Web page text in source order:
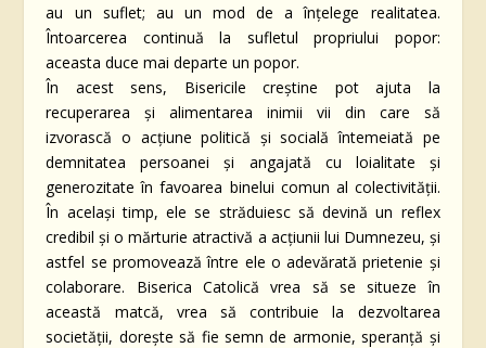
au un suflet; au un mod de a înţelege realitatea.
Întoarcerea continuă la sufletul propriului popor:
aceasta duce mai departe un popor.
În acest sens, Bisericile creștine pot ajuta la
recuperarea și alimentarea inimii vii din care să
izvorască o acțiune politică și socială întemeiată pe
demnitatea persoanei și angajată cu loialitate și
generozitate în favoarea binelui comun al colectivității.
În același timp, ele se străduiesc să devină un reflex
credibil și o mărturie atractivă a acțiunii lui Dumnezeu, şi
astfel se promovează între ele o adevărată prietenie și
colaborare. Biserica Catolică vrea să se situeze în
această matcă, vrea să contribuie la dezvoltarea
societății, dorește să fie semn de armonie, speranță și